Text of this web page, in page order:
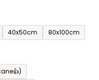
40x50cm 80x100cm